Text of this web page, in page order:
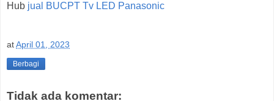
Hub jual BUCPT Tv LED Panasonic
atApril 01, 2023
Berbagi
Tidak ada komentar: